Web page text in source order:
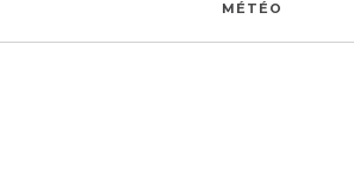
MÉTÉO